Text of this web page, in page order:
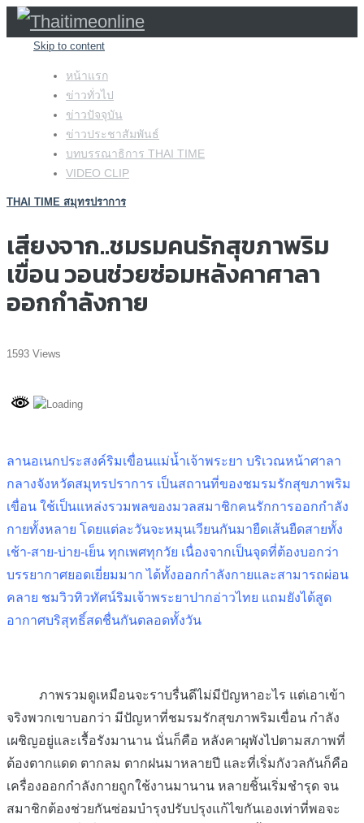
Skip to content
หน้าแรก
ข่าวทั่วไป
ข่าวปัจจุบัน
ข่าวประชาสัมพันธ์
บทบรรณาธิการ THAI TIME
VIDEO CLIP
THAI TIME สมุทรปราการ
เสียงจาก..ชมรมคนรักสุขภาพริม
เขื่อน วอนช่วยซ่อมหลังคาศาลา
ออกกำลังกาย
1593 Views
ลานอเนกประสงค์ริมเขื่อนแม่น้ำเจ้าพระยา บริเวณหน้าศาลา
กลางจังหวัดสมุทรปราการ เป็นสถานที่ของชมรมรักสุขภาพริม
เขื่อน ใช้เป็นแหล่งรวมพลของมวลสมาชิกคนรักการออกกำลัง
กายทั้งหลาย โดยแต่ละวันจะหมุนเวียนกันมายืดเส้นยืดสายทั้ง
เช้า-สาย-บ่าย-เย็น ทุกเพศทุกวัย เนื่องจากเป็นจุดที่ต้องบอกว่า
บรรยากาศยอดเยี่ยมมาก ได้ทั้งออกกำลังกายและสามารถผ่อน
คลาย ชมวิวทิวทัศน์ริมเจ้าพระยาปากอ่าวไทย แถมยังได้สูด
อากาศบริสุทธิ์สดชื่นกันตลอดทั้งวัน
ภาพรวมดูเหมือนจะราบรื่นดีไม่มีปัญหาอะไร แต่เอาเข้า
จริงพวกเขาบอกว่า มีปัญหาที่ชมรมรักสุขภาพริมเขื่อน กำลัง
เผชิญอยู่และเรื้อรังมานาน นั่นก็คือ หลังคาผุพังไปตามสภาพที่
ต้องตากแดด ตากลม ตากฝนมาหลายปี และที่เริ่มกังวลกันก็คือ
เครื่องออกกำลังกายถูกใช้งานมานาน หลายชิ้นเริ่มชำรุด จน
สมาชิกต้องช่วยกันซ่อมบำรุงปรับปรุงแก้ไขกันเองเท่าที่พอจะ